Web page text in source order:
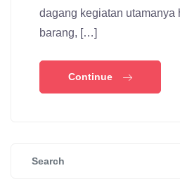
dagang kegiatan utamanya
barang, […]
Continue